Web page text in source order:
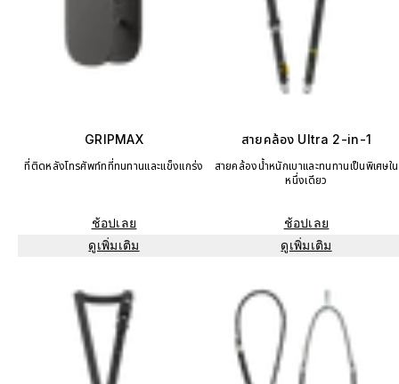
GRIPMAX
ที่ติดหลังโทรศัพท์ทที่ทนทานและแข็งแกร่ง
ช้อปเลย
ดูเพิ่มเติม
สายคล้อง Ultra 2-in-1
สายคล้องน้ำหนักเบาและทนทานเป็นพิเศษใน
หนึ่งเดียว
ช้อปเลย
ดูเพิ่มเติม